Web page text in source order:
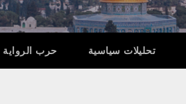
تحليلات سياسية حرب الرواية